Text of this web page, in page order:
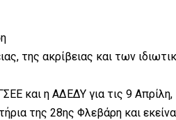
της ακρίβειας και των
και η ΑΔΕΔΥ για τις 9 Απρίλη,
της 28ης Φλεβάρη και